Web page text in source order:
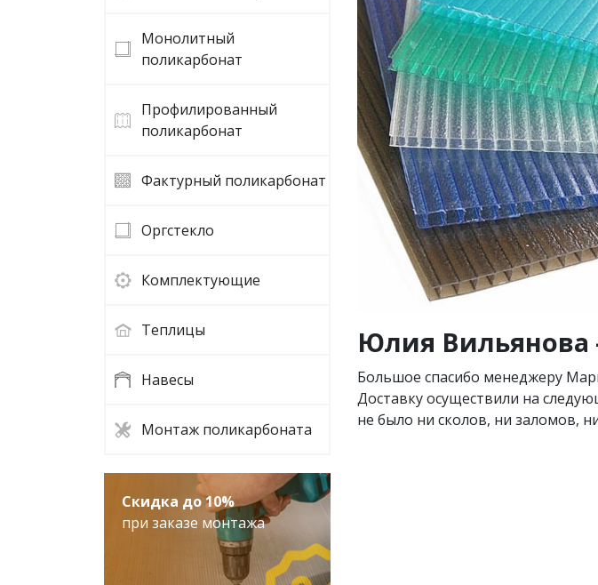
Монолитный
поликарбонат
Профилированный
поликарбонат
Фактурный поликарбонат
Оргстекло
Комплектующие
Теплицы
Навесы
Монтаж поликарбоната
Скидка до 10%
при заказе монтажа
Юлия Вильянова
Большое спасибо менеджеру
Доставку осуществили на
не было ни сколов, ни заломов,